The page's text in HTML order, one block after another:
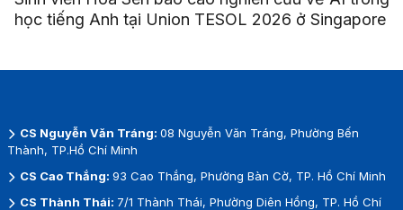
học tiếng Anh tại Union TESOL 2026 ở Singapore
CS Nguyễn Văn Tráng: 08 Nguyễn Văn Tráng, Phường Bến
Thành, TP.Hồ Chí Minh
CS Cao Thắng: 93 Cao Thắng, Phường Bàn Cờ, TP. Hồ Chí Minh
CS Thành Thái: 7/1 Thành Thái, Phường Diên Hồng, TP. Hồ Chí